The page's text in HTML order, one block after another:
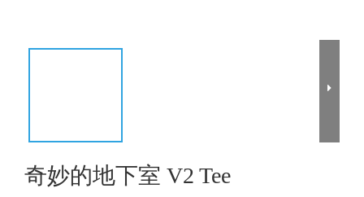
奇妙的地下室 V2 Tee